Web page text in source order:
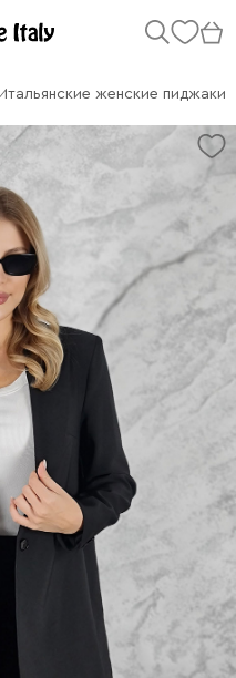
Итальянские женские пиджаки